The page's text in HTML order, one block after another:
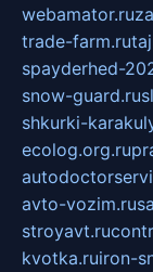
webamator.ru
trade-farm.ru
spayderhed-
snow-guard.ru
shkurki-
ecolog.org.ru
avto-vozim.ru
stroyavt.ru
kvotka.ruiron-